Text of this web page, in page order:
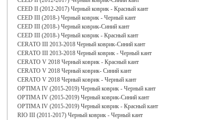
CEED II (2012-2017) Черный коврик - Красный кант
CEED III (2018-) Черный коврик - Черный кант
CEED III (2018-) Черный коврик-Синий кант
CEED III (2018-) Черный коврик - Красный кант
CERATO III 2013-2018 Черный коврик-Синий кант
CERATO III 2013-2018 Черный коврик - Черный кант
CERATO V 2018 Черный коврик - Красный кант
CERATO V 2018 Черный коврик- Синий кант
CERATO V 2018 Черный коврик - Черный кант
OPTIMA IV (2015-2019) Черный коврик - Черный кант
OPTIMA IV (2015-2019) Черный коврик-Синий кант
OPTIMA IV (2015-2019) Черный коврик - Красный кант
RIO III (2011-2017) Черный коврик - Черный кант